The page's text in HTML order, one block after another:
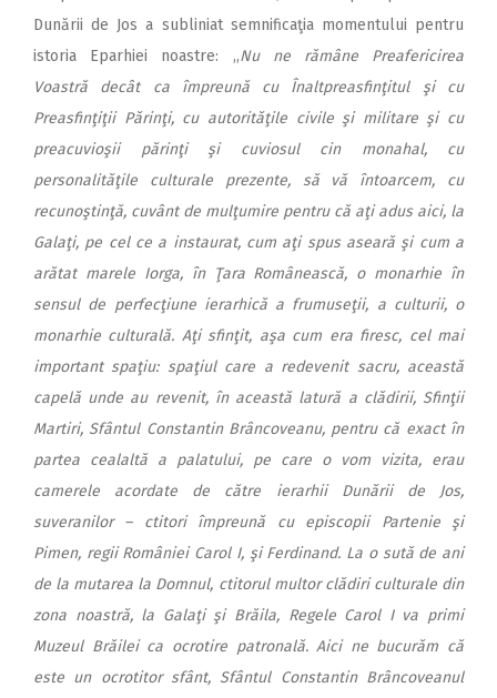
Dunării de Jos a subliniat semnificaţia momentului pentru
istoria Eparhiei noastre: ,,Nu ne rămâne Preafericirea
Voastră decât ca împreună cu Înaltpreasfinţitul şi cu
Preasfinţiţii Părinţi, cu autorităţile civile şi militare şi cu
preacuvioşii părinţi şi cuviosul cin monahal, cu
personalităţile culturale prezente, să vă întoarcem, cu
recunoştinţă, cuvânt de mulţumire pentru că aţi adus aici, la
Galaţi, pe cel ce a instaurat, cum aţi spus aseară şi cum a
arătat marele Iorga, în Ţara Românească, o monarhie în
sensul de perfecţiune ierarhică a frumuseţii, a culturii, o
monarhie culturală. Aţi sfinţit, aşa cum era firesc, cel mai
important spaţiu: spaţiul care a redevenit sacru, această
capelă unde au revenit, în această latură a clădirii, Sfinţii
Martiri, Sfântul Constantin Brâncoveanu, pentru că exact în
partea cealaltă a palatului, pe care o vom vizita, erau
camerele acordate de către ierarhii Dunării de Jos,
suveranilor – ctitori împreună cu episcopii Partenie şi
Pimen, regii României Carol I, şi Ferdinand. La o sută de ani
de la mutarea la Domnul, ctitorul multor clădiri culturale din
zona noastră, la Galaţi şi Brăila, Regele Carol I va primi
Muzeul Brăilei ca ocrotire patronală. Aici ne bucurăm că
este un ocrotitor sfânt, Sfântul Constantin Brâncoveanul